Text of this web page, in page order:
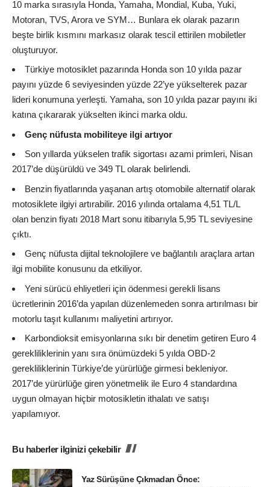
10 marka sırasıyla Honda, Yamaha, Mondial, Kuba, Yuki,
Motoran, TVS, Arora ve SYM… Bunlara ek olarak pazarın
beşte birlik kısmını markasız olarak tescil ettirilen mobiletler
oluşturuyor.
Türkiye motosiklet pazarında Honda son 10 yılda pazar
payını yüzde 6 seviyesinden yüzde 22’ye yükselterek pazar
lideri konumuna yerleşti. Yamaha, son 10 yılda pazar payını iki
katına çıkararak yükselten ikinci marka oldu.
Genç nüfusta mobiliteye ilgi artıyor
Son yıllarda yükselen trafik sigortası azami primleri, Nisan
2017’de düşürüldü ve 349 TL olarak belirlendi.
Benzin fiyatlarında yaşanan artış otomobile alternatif olarak
motosiklete ilgiyi artırabilir. 2016 yılında ortalama 4,51 TL/L
olan benzin fiyatı 2018 Mart sonu itibarıyla 5,95 TL seviyesine
çıktı.
Genç nüfusta dijital teknolojilere ve bağlantılı araçlara artan
ilgi mobilite konusunu da etkiliyor.
Yeni sürücü ehliyetleri için ödenmesi gerekli lisans
ücretlerinin 2016’da yapılan düzenlemeden sonra artırılması bir
motorlu taşıt kullanımı maliyetini artırıyor.
Karbondioksit emisyonlarına sıkı bir denetim getiren Euro 4
gerekliliklerinin yanı sıra önümüzdeki 5 yılda OBD-2
gerekliliklerinin Türkiye’de yürürlüğe girmesi bekleniyor.
2017’de yürürlüğe giren yönetmelik ile Euro 4 standardına
uygun olmayan hiçbir motosikletin ithalatı ve satışı
yapılamıyor.
Bu haberler ilginizi çekebilir
Yaz Sürüşüne Çıkmadan Önce: